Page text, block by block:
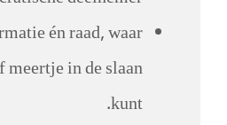
én raad, waar
in de slaan
kunt.